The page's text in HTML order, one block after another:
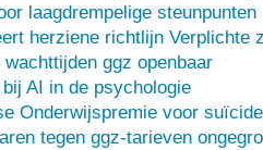
laagdrempelige steunpunten
herziene richtlijn Verplichte
wachttijden ggz openbaar
bij AI in de psychologie
Onderwijspremie voor
tegen ggz-tarieven